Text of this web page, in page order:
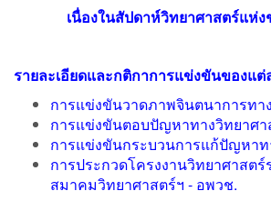
เนื่องในสัปดาห์วิทยาศาสตร์แห่ง
รายละเอียดและกติกาการแข่งขันของแต่
การแข่งขันวาดภาพจินตนาการทา
การแข่งขันตอบปัญหาทางวิทยาศา
การแข่งขันกระบวนการแก้ปัญหาท
การประกวดโครงงานวิทยาศาสต
สมาคมวิทยาศาสตร์ฯ - อพวช.